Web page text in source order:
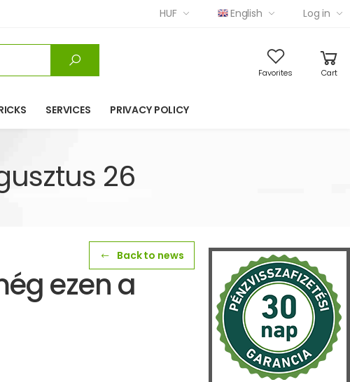
HUF English Log in
Favorites Cart
SERVICES PRIVACY POLICY
26
Back to news
ezen a